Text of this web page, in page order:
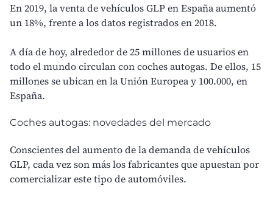
En 2019, la venta de vehículos GLP en España aumentó
un 18%, frente a los datos registrados en 2018.
A día de hoy, alrededor de 25 millones de usuarios en
todo el mundo circulan con coches autogas. De ellos, 15
millones se ubican en la Unión Europea y 100.000, en
España.
Coches autogas: novedades del mercado
Conscientes del aumento de la demanda de vehículos
GLP, cada vez son más los fabricantes que apuestan por
comercializar este tipo de automóviles.